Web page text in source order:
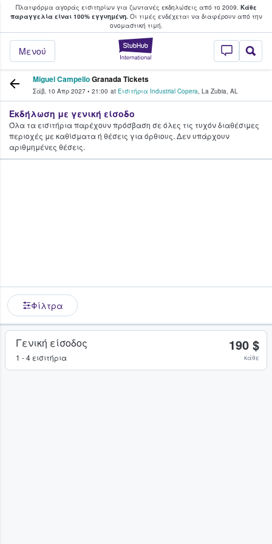
Πλατφόρμα αγοράς εισιτηρίων για ζωντανές εκδηλώσεις από το 2009. Κάθε
παραγγελία είναι 100% εγγυημένη.Οι τιμές ενδέχεται να διαφέρουν από την
oνομαστική τιμή.
StubHub - Όπου
Μενού
φαν αγοράζουν και πουλούν
Miguel CampelloGranada Tickets
Σάβ, 10 Απρ 2027 • 21:00 at Εισιτήρια Industrial Copera, La Zubia, AL
Εκδήλωση με γενική είσοδο
Όλα τα εισιτήρια παρέχουν πρόσβαση σε όλες τις τυχόν διαθέσιμες
περιοχές με καθίσματα ή θέσεις για όρθιους. Δεν υπάρχουν
αριθμημένες θέσεις.
Φίλτρα
Γενική είσοδος
1 - 4 εισιτήρια
190 $
κάθε